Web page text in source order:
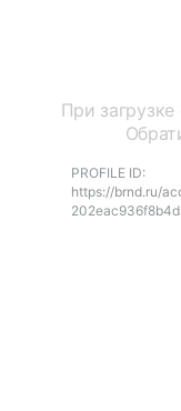
При
PROFILE ID:
https://brnd.ru/